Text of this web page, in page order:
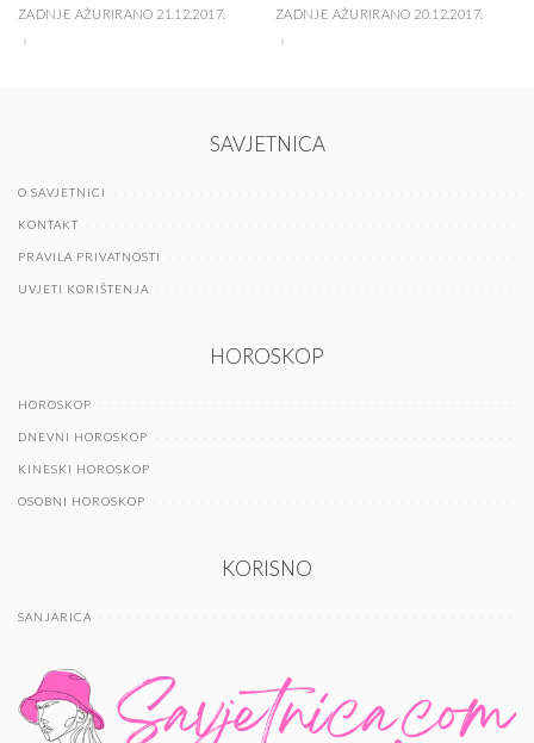
ZADNJE AŽURIRANO 21.12.2017. ZADNJE AŽURIRANO 20.12.2017.
SAVJETNICA
O SAVJETNICI
KONTAKT
PRAVILA PRIVATNOSTI
UVJETI KORIŠTENJA
HOROSKOP
HOROSKOP
DNEVNI HOROSKOP
KINESKI HOROSKOP
OSOBNI HOROSKOP
KORISNO
SANJARICA